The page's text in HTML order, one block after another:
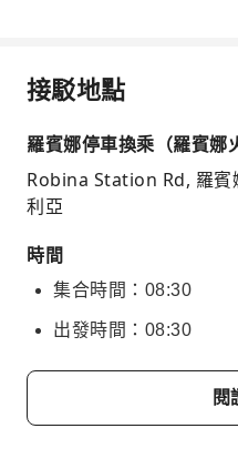
接駁地點
羅賓娜停車換乘（羅賓娜
Robina Station Rd, 羅賓
利亞
時間
集合時間：08:30
出發時間：08:30
閱